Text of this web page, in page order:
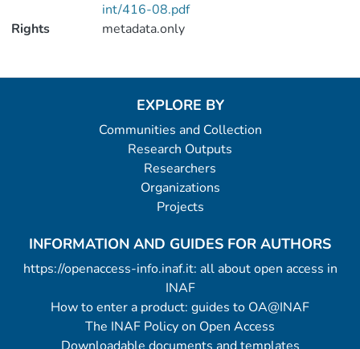
int/416-08.pdf
Rights
metadata.only
EXPLORE BY
Communities and Collection
Research Outputs
Researchers
Organizations
Projects
INFORMATION AND GUIDES FOR AUTHORS
https://openaccess-info.inaf.it: all about open access in
INAF
How to enter a product: guides to OA@INAF
The INAF Policy on Open Access